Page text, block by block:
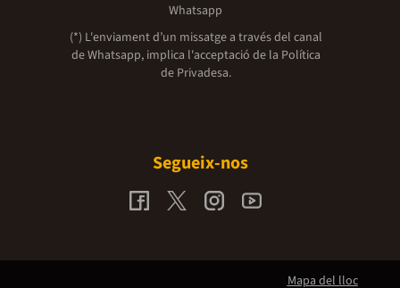
Whatsapp
(*) L'enviament d’un missatge a través del canal
de Whatsapp, implica l'acceptació de la Política
de Privadesa.
Segueix-nos
Mapa del lloc